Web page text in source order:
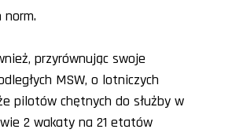
przyrównując swoje
MSW, o lotniczych
pilotów chętnych do służby w
2 wakaty na 21 etatów